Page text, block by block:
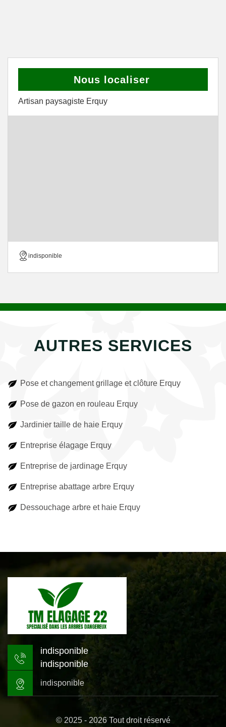
Nous localiser
Artisan paysagiste Erquy
indisponible
AUTRES SERVICES
Pose et changement grillage et clôture Erquy
Pose de gazon en rouleau Erquy
Jardinier taille de haie Erquy
Entreprise élagage Erquy
Entreprise de jardinage Erquy
Entreprise abattage arbre Erquy
Dessouchage arbre et haie Erquy
indisponible
indisponible
indisponible
© 2025 - 2026 Tout droit réservé